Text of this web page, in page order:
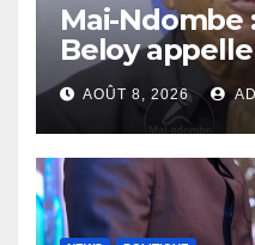
Mai-Ndombe
Beloy
concertation
du dialogue
AOÛT 8, 2026